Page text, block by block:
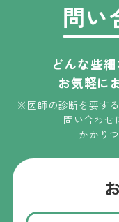
問い
どんな些
お気軽に
※医師の診断を要す
問い合わせ
かかり